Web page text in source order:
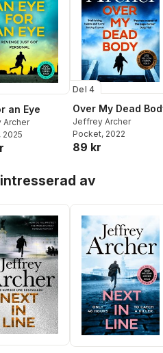
an Eye
Archer
, 2025
Del 4
Over My Dead
Jeffrey Archer
Pocket, 2022
89 kr
av